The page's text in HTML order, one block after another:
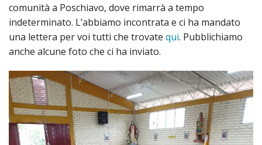
comunità a Poschiavo, dove rimarrà a tempo
indeterminato. L’abbiamo incontrata e ci ha mandato
una lettera per voi tutti che trovate qui. Pubblichiamo
anche alcune foto che ci ha inviato.